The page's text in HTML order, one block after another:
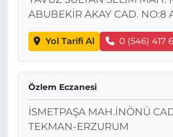
ABUBEKİR AKAY CAD. NO:8
Yol Tarifi Al 0 (546) 417
Özlem Eczanesi
İSMETPAŞA MAH.İNÖNÜ
TEKMAN-ERZURUM